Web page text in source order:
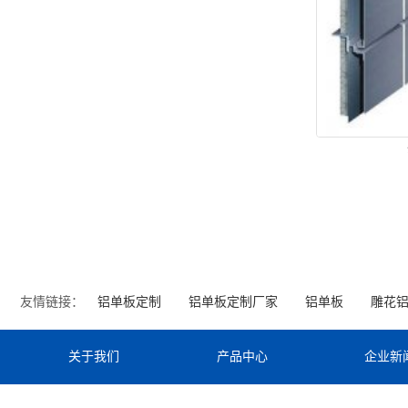
友情链接： 铝单板定制 铝单板定制厂家 铝单板 雕花
关于我们 产品中心 企业新